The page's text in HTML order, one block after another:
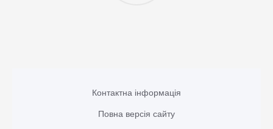
Контактна інформація
Повна версія сайту